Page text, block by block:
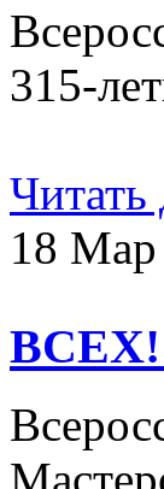
315-
Читать
18 Мар